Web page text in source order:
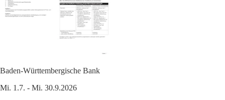
Baden-Württembergische Bank
Mi. 1.7. - Mi. 30.9.2026